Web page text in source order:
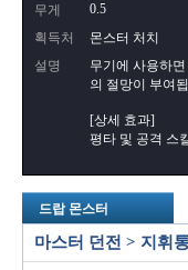
무게
0.5
획득처
몬스터 처치
설명
무기에 사용하
의 절망이 부여
[상세 효과]
평타 및 공격 스
드랍 몬스터
마스터 던전 > 지휘